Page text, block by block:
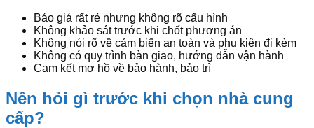
Báo giá rất rẻ nhưng không rõ cấu hình
Không khảo sát trước khi chốt phương án
Không nói rõ về cảm biến an toàn và phụ kiện đi kèm
Không có quy trình bàn giao, hướng dẫn vận hành
Cam kết mơ hồ về bảo hành, bảo trì
Nên hỏi gì trước khi chọn nhà cung
cấp?